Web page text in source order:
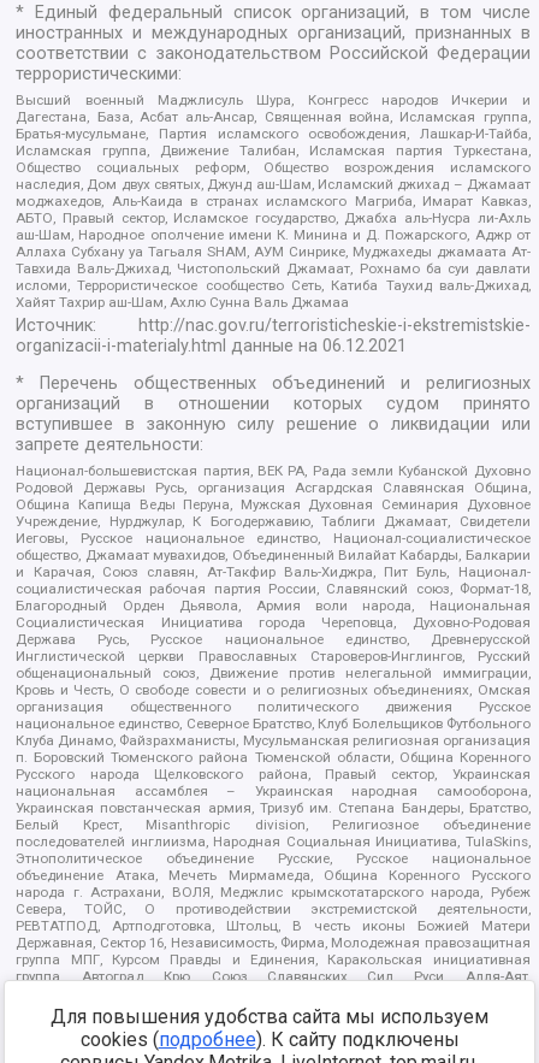
* Единый федеральный список организаций, в том числе
иностранных и международных организаций, признанных в
соответствии с законодательством Российской Федерации
террористическими:
Высший военный Маджлисуль Шура, Конгресс народов Ичкерии и
Дагестана, База, Асбат аль-Ансар, Священная война, Исламская группа,
Братья-мусульмане, Партия исламского освобождения, Лашкар-И-Тайба,
Исламская группа, Движение Талибан, Исламская партия Туркестана,
Общество социальных реформ, Общество возрождения исламского
наследия, Дом двух святых, Джунд аш-Шам, Исламский джихад – Джамаат
моджахедов, Аль-Каида в странах исламского Магриба, Имарат Кавказ,
АБТО, Правый сектор, Исламское государство, Джабха аль-Нусра ли-Ахль
аш-Шам, Народное ополчение имени К. Минина и Д. Пожарского, Аджр от
Аллаха Субхану уа Тагьаля SHAM, АУМ Синрике, Муджахеды джамаата Ат-
Тавхида Валь-Джихад, Чистопольский Джамаат, Рохнамо ба суи давлати
исломи, Террористическое сообщество Сеть, Катиба Таухид валь-Джихад,
Хайят Тахрир аш-Шам, Ахлю Сунна Валь Джамаа
Источник:
http://nac.gov.ru/terroristicheskie-i-ekstremistskie-
organizacii-i-materialy.html данные на06.12.2021
* Перечень общественных объединений и религиозных
организаций в отношении которых судом принято
вступившее в законную силу решение о ликвидации или
запрете деятельности:
Национал-большевистская партия, ВЕК РА, Рада земли Кубанской Духовно
Родовой Державы Русь, организация Асгардская Славянская Община,
Община Капища Веды Перуна, Мужская Духовная Семинария Духовное
Учреждение, Нурджулар, К Богодержавию, Таблиги Джамаат, Свидетели
Иеговы, Русское национальное единство, Национал-социалистическое
общество, Джамаат мувахидов, Объединенный Вилайат Кабарды, Балкарии
и Карачая, Союз славян, Ат-Такфир Валь-Хиджра, Пит Буль, Национал-
социалистическая рабочая партия России, Славянский союз, Формат-18,
Благородный Орден Дьявола, Армия воли народа, Национальная
Социалистическая Инициатива города Череповца, Духовно-Родовая
Держава Русь, Русское национальное единство, Древнерусской
Инглистической церкви Православных Староверов-Инглингов, Русский
общенациональный союз, Движение против нелегальной иммиграции,
Кровь и Честь, О свободе совести и о религиозных объединениях, Омская
организация общественного политического движения Русское
национальное единство, Северное Братство, Клуб Болельщиков Футбольного
Клуба Динамо, Файзрахманисты, Мусульманская религиозная организация
п. Боровский Тюменского района Тюменской области, Община Коренного
Русского народа Щелковского района, Правый сектор, Украинская
национальная ассамблея – Украинская народная самооборона,
Украинская повстанческая армия, Тризуб им. Степана Бандеры, Братство,
Белый Крест, Misanthropic division, Религиозное объединение
последователей инглиизма, Народная Социальная Инициатива, TulaSkins,
Этнополитическое объединение Русские, Русское национальное
объединение Атака, Мечеть Мирмамеда, Община Коренного Русского
народа г. Астрахани, ВОЛЯ, Меджлис крымскотатарского народа, Рубеж
Севера, ТОЙС, О противодействии экстремистской деятельности,
РЕВТАТПОД, Артподготовка, Штольц, В честь иконы Божией Матери
Державная, Сектор 16, Независимость, Фирма, Молодежная правозащитная
группа МПГ, Курсом Правды и Единения, Каракольская инициативная
группа, Автоград Крю, Союз Славянских Сил Руси, Алля-Аят,
Арестантское уголовное единство, Башкорт, Нация и свобода, W.H.С., Фалунь
Дафа, Иртыш Ultras, Русский Патриотический клуб-Новокузнецк/РПК,
Сибирский державный союз, Фонд борьбы с коррупцией, Фонд защиты прав
Для повышения удобства сайта мы используем
cookies (подробнее). К сайту подключены